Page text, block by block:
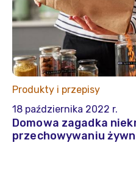
Produkty i przepisy
18 października 2022 r.
Domowa zagadka
przechowywaniu